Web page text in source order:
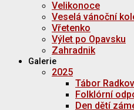
Velikonoce
Veselá vánoční
Vřetenko
Výlet po Opavsku
Zahradnik
Galerie
2025
Tábor Radkov
Folklórní
Den dětí